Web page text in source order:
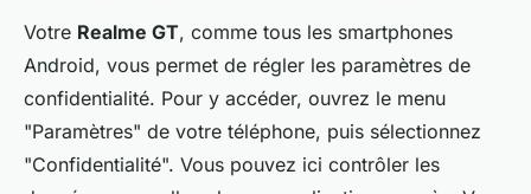
Votre Realme GT, comme tous les smartphones
Android, vous permet de régler les paramètres de
confidentialité. Pour y accéder, ouvrez le menu
"Paramètres" de votre téléphone, puis sélectionnez
"Confidentialité". Vous pouvez ici contrôler les